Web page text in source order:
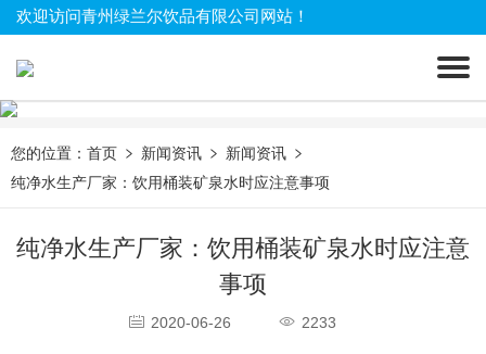
欢迎访问青州绿兰尔饮品有限公司网站！
您的位置： 首页 新闻资讯
新闻资讯
纯净水生产厂家：饮用桶装矿泉水时应注意事项
纯净水生产厂家：饮用桶装矿泉水时应注意
事项
2020-06-26 2233